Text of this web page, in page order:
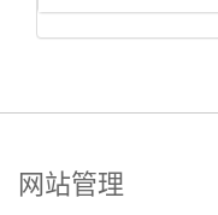
网站管理